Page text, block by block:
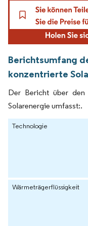
Berichtsumfang
konzentrierte
Der Bericht über den
Solarenergie umfasst:.
Technologie
Wärmeträgerflüssigkeit